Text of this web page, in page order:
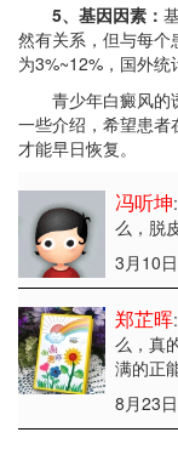
5、基因因素：
然有关系，但与每个
为3%~12%，国外统
青少年白癜风的
一些介绍，希望患
才能早日恢复。
冯听坤
么 ，脱
3月10
郑芷晖
么 ，真
满的正
8月23